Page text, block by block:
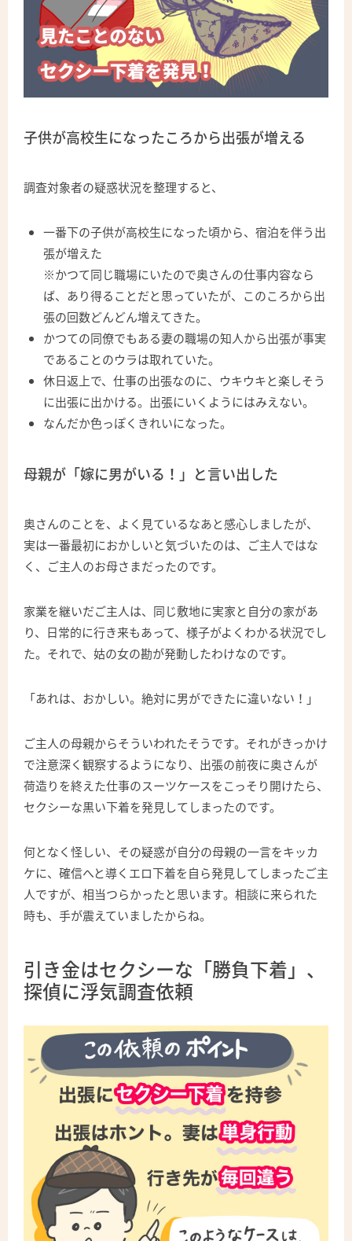
子供が高校生になったころから出張が増える
調査対象者の疑惑状況を整理すると、
一番下の子供が高校生になった頃から、宿泊を伴う出
張が増えた
※かつて同じ職場にいたので奥さんの仕事内容なら
ば、あり得ることだと思っていたが、このころから出
張の回数どんどん増えてきた。
かつての同僚でもある妻の職場の知人から出張が事実
であることのウラは取れていた。
休日返上で、仕事の出張なのに、ウキウキと楽しそう
に出張に出かける。出張にいくようにはみえない。
なんだか色っぽくきれいになった。
母親が「嫁に男がいる！」と言い出した
奥さんのことを、よく見ているなあと感心しましたが、
実は一番最初におかしいと気づいたのは、ご主人ではな
く、ご主人のお母さまだったのです。
家業を継いだご主人は、同じ敷地に実家と自分の家があ
り、日常的に行き来もあって、様子がよくわかる状況でし
た。それで、姑の女の勘が発動したわけなのです。
「あれは、おかしい。絶対に男ができたに違いない！」
ご主人の母親からそういわれたそうです。それがきっかけ
で注意深く観察するようになり、出張の前夜に奥さんが
荷造りを終えた仕事のスーツケースをこっそり開けたら、
セクシーな黒い下着を発見してしまったのです。
何となく怪しい、その疑惑が自分の母親の一言をキッカ
ケに、確信へと導くエロ下着を自ら発見してしまったご主
人ですが、相当つらかったと思います。相談に来られた
時も、手が震えていましたからね。
引き金はセクシーな「勝負下着」、
探偵に浮気調査依頼